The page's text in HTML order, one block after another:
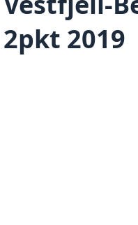
2pkt 2019